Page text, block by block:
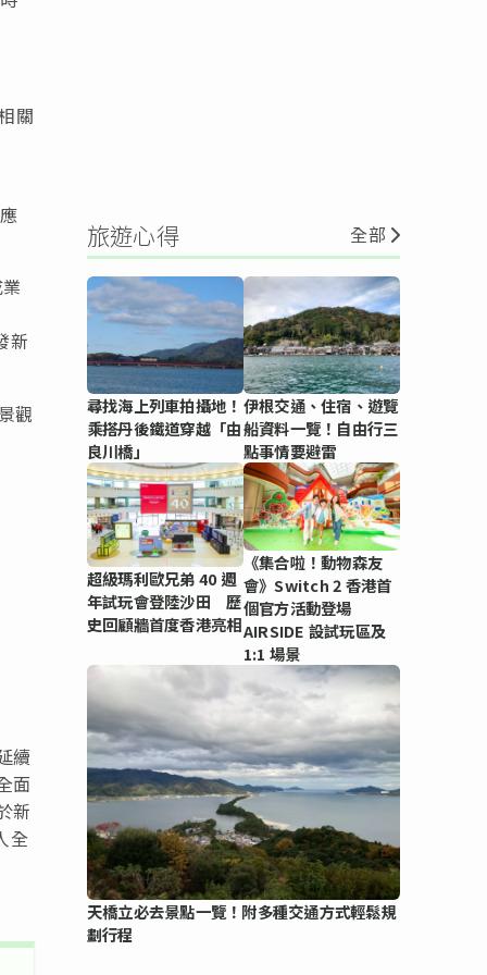
關
新
觀
續
面
新
全
旅遊心得 全部
尋找海上列車拍攝地！
乘搭丹後鐵道穿越「由
良川橋」
伊根交通、住宿、遊覽
船資料一覽！自由行三
點事情要避雷
超級瑪利歐兄弟 40 週
年試玩會登陸沙田 歷
史回顧牆首度香港亮相
《集合啦！動物森友
會》Switch 2 香港首
個官方活動登場
AIRSIDE 設試玩區及
1:1 場景
天橋立必去景點一覽！附多種交通方式輕鬆規
劃行程